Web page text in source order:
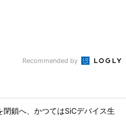
Recommended by
閉鎖へ、かつてはSiCデバイス生